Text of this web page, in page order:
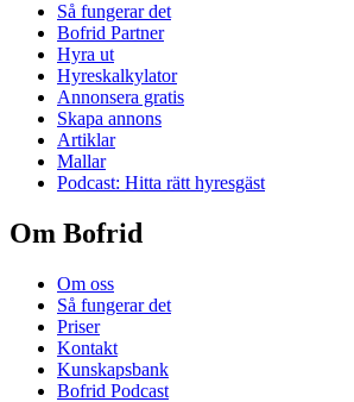
Så fungerar det
Bofrid Partner
Hyra ut
Hyreskalkylator
Annonsera gratis
Skapa annons
Artiklar
Mallar
Podcast: Hitta rätt hyresgäst
Om Bofrid
Om oss
Så fungerar det
Priser
Kontakt
Kunskapsbank
Bofrid Podcast